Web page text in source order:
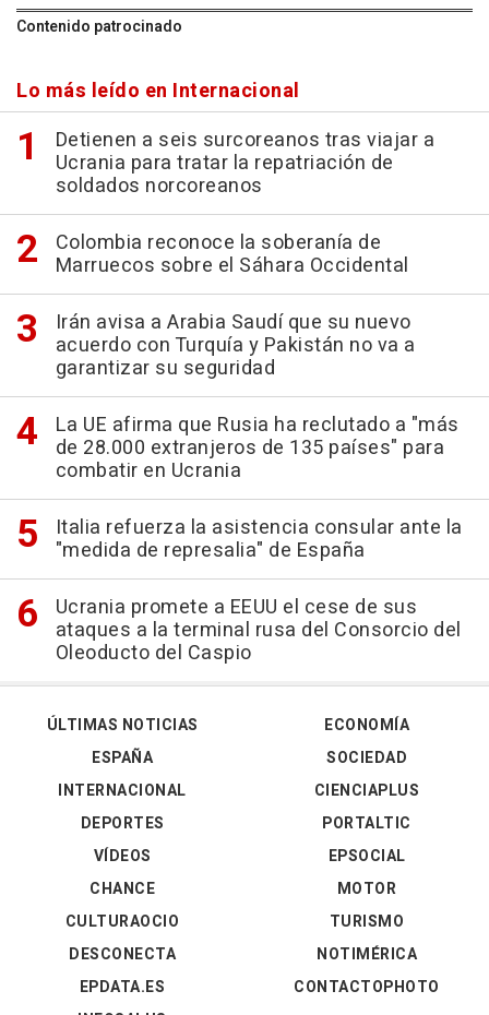
Contenido patrocinado
Lo más leído en Internacional
Detienen a seis surcoreanos tras viajar a
Ucrania para tratar la repatriación de
soldados norcoreanos
Colombia reconoce la soberanía de
Marruecos sobre el Sáhara Occidental
Irán avisa a Arabia Saudí que su nuevo
acuerdo con Turquía y Pakistán no va a
garantizar su seguridad
La UE afirma que Rusia ha reclutado a "más
de 28.000 extranjeros de 135 países" para
combatir en Ucrania
Italia refuerza la asistencia consular ante la
"medida de represalia" de España
Ucrania promete a EEUU el cese de sus
ataques a la terminal rusa del Consorcio del
Oleoducto del Caspio
ÚLTIMAS NOTICIAS
ESPAÑA
INTERNACIONAL
DEPORTES
VÍDEOS
ECONOMÍA
SOCIEDAD
CIENCIAPLUS
PORTALTIC
EPSOCIAL
CHANCE
CULTURAOCIO
DESCONECTA
EPDATA.ES
MOTOR
TURISMO
NOTIMÉRICA
CONTACTOPHOTO